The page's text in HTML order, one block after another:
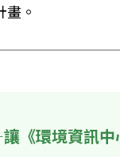
。
《環境資訊中